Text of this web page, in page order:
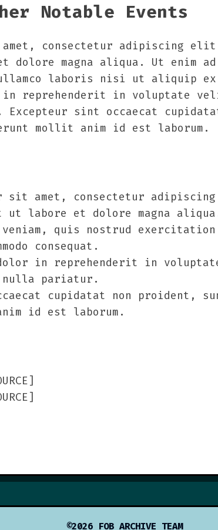
Notable Events
consectetur adipiscing elit,
magna aliqua. Ut enim ad
laboris nisi ut aliquip ex
reprehenderit in voluptate
sint occaecat
mollit anim id est laborum.
sit amet, consectetur
ut labore et dolore magna
veniam, quis nostrud
consequat.
in reprehenderit in
pariatur.
cupidatat non proident,
id est laborum.
©2026 FOB ARCHIVE TEAM